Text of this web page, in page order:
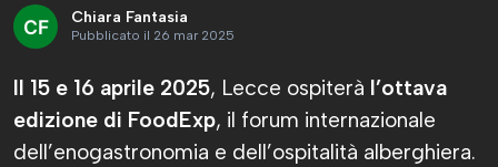
Chiara Fantasia
Pubblicato il 26 mar 2025
Il 15 e 16 aprile 2025, Lecce ospiterà l’ottava
edizione di FoodExp, il forum internazionale
dell’enogastronomia e dell’ospitalità alberghiera.